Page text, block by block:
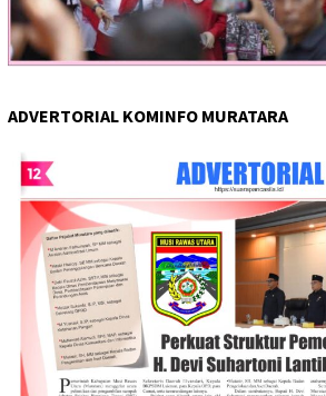
ADVERTORIAL KOMINFO MURATARA